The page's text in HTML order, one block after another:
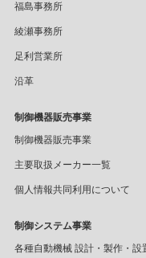
福島事務所
綾瀬事務所
足利営業所
沿革
制御機器販売事業
制御機器販売事業
主要取扱メーカー一覧
個人情報共同利用について
制御システム事業
各種自動機械 設計・製作・設